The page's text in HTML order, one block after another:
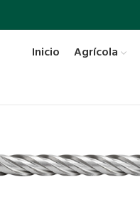
Inicio Agrícola